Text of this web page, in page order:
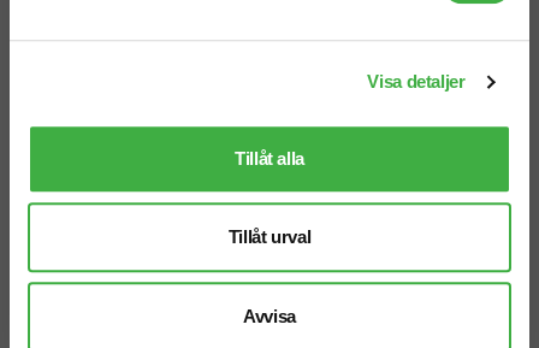
Visa detaljer
Tillåt alla
Tillåt urval
Avvisa
407 g/m², 10 L